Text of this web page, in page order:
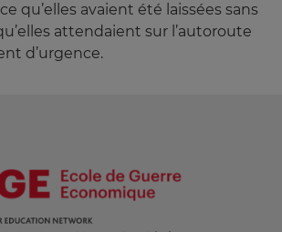
qu’elles avaient été laissées sans
attendaient sur l’autoroute
d’urgence.